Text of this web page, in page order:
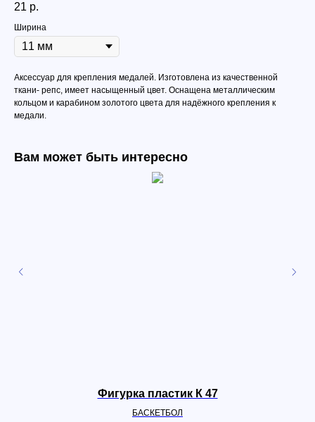
21 р.
Ширина
Аксессуар для крепления медалей. Изготовлена из качественной
ткани- репс, имеет насыщенный цвет. Оснащена металлическим
кольцом и карабином золотого цвета для надёжного крепления к
медали.
Вам может быть интересно
Фигурка пластик К 47
БАСКЕТБОЛ